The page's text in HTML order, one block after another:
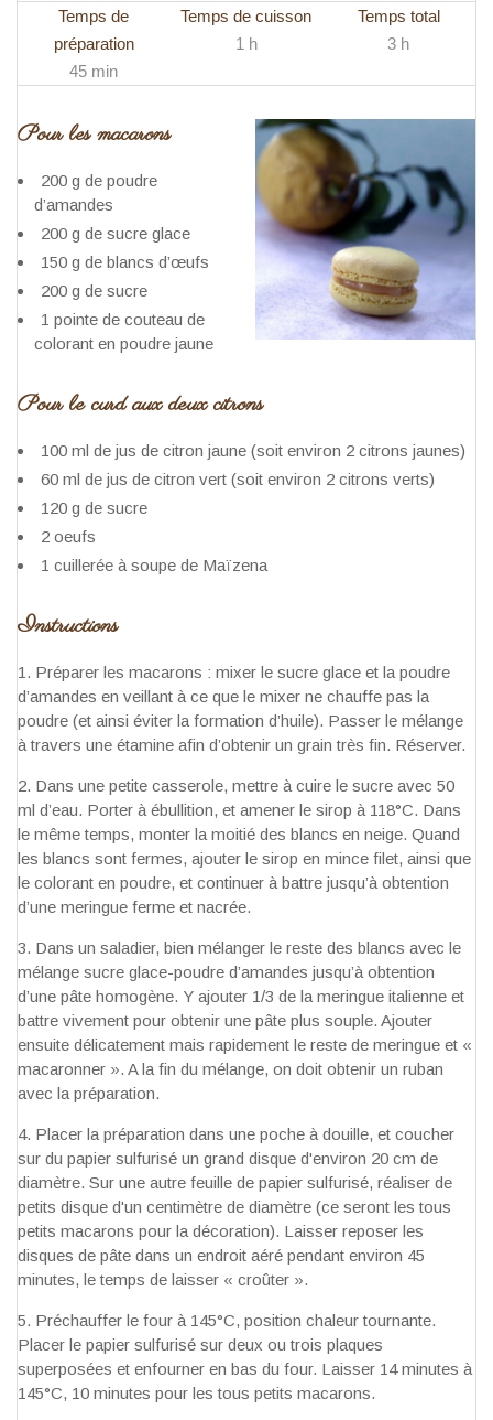
Temps de
préparation
45 min
Temps de cuisson
1 h
Temps total
3 h
Pour les macarons
200 g de poudre
d’amandes
200 g de sucre glace
150 g de blancs d’œufs
200 g de sucre
1 pointe de couteau de
colorant en poudre jaune
Pour le curd aux deux citrons
100 ml de jus de citron jaune (soit environ 2 citrons jaunes)
60 ml de jus de citron vert (soit environ 2 citrons verts)
120 g de sucre
2 oeufs
1 cuillerée à soupe de Maïzena
Instructions
Préparer les macarons : mixer le sucre glace et la poudre
d’amandes en veillant à ce que le mixer ne chauffe pas la
poudre (et ainsi éviter la formation d’huile). Passer le mélange
à travers une étamine afin d’obtenir un grain très fin. Réserver.
Dans une petite casserole, mettre à cuire le sucre avec 50
ml d’eau. Porter à ébullition, et amener le sirop à 118°C. Dans
le même temps, monter la moitié des blancs en neige. Quand
les blancs sont fermes, ajouter le sirop en mince filet, ainsi que
le colorant en poudre, et continuer à battre jusqu’à obtention
d’une meringue ferme et nacrée.
Dans un saladier, bien mélanger le reste des blancs avec le
mélange sucre glace-poudre d’amandes jusqu’à obtention
d’une pâte homogène. Y ajouter 1/3 de la meringue italienne et
battre vivement pour obtenir une pâte plus souple. Ajouter
ensuite délicatement mais rapidement le reste de meringue et «
macaronner ». A la fin du mélange, on doit obtenir un ruban
avec la préparation.
Placer la préparation dans une poche à douille, et coucher
sur du papier sulfurisé un grand disque d'environ 20 cm de
diamètre. Sur une autre feuille de papier sulfurisé, réaliser de
petits disque d'un centimètre de diamètre (ce seront les tous
petits macarons pour la décoration). Laisser reposer les
disques de pâte dans un endroit aéré pendant environ 45
minutes, le temps de laisser « croûter ».
Préchauffer le four à 145°C, position chaleur tournante.
Placer le papier sulfurisé sur deux ou trois plaques
superposées et enfourner en bas du four. Laisser 14 minutes à
145°C, 10 minutes pour les tous petits macarons.